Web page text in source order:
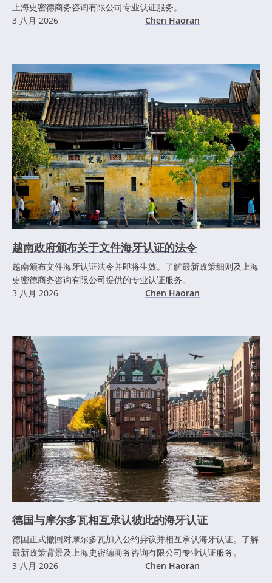
上海史密德商务咨询有限公司专业认证服务。
3 八月 2026
Chen Haoran
越南政府颁布关于文件海牙认证的法令
越南颁布文件海牙认证法令并即将生效。了解最新政策细则及上海
史密德商务咨询有限公司提供的专业认证服务。
3 八月 2026
Chen Haoran
德国与摩尔多瓦相互承认彼此的海牙认证
德国正式撤回对摩尔多瓦加入公约异议并相互承认海牙认证。了解
最新政策背景及上海史密德商务咨询有限公司专业认证服务。
3 八月 2026
Chen Haoran